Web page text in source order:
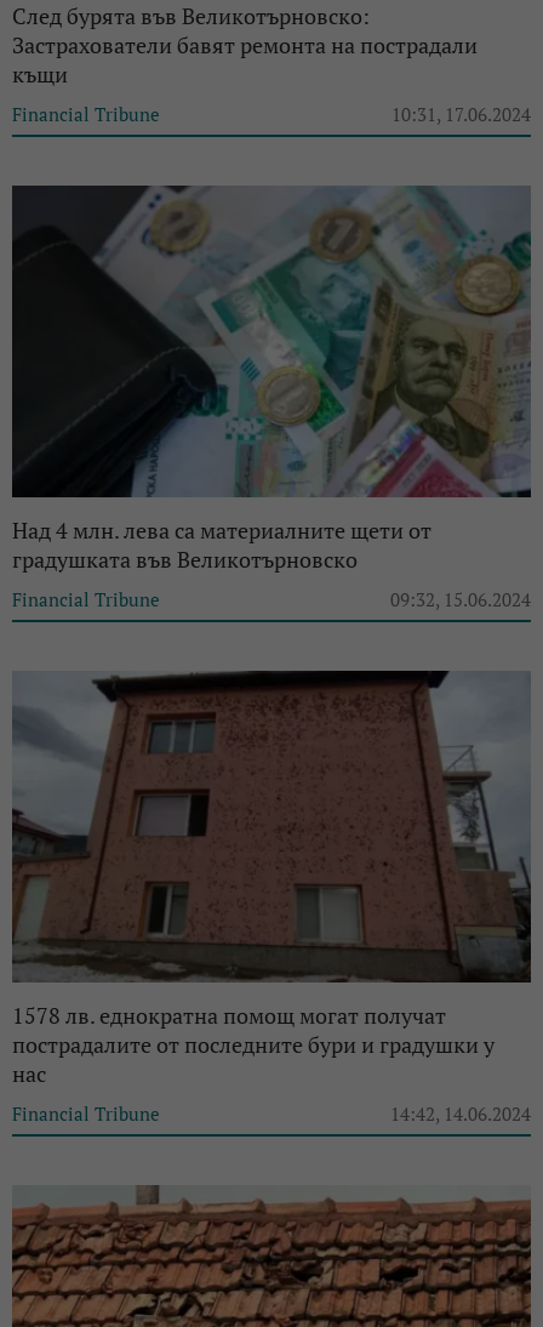
След бурята във Великотърновско:
Застрахователи бавят ремонта на пострадали
къщи
Financial Tribune 10:31, 17.06.2024
Над 4 млн. лева са материалните щети от
градушката във Великотърновско
Financial Tribune 09:32, 15.06.2024
1578 лв. еднократна помощ могат получат
пострадалите от последните бури и градушки у
нас
Financial Tribune 14:42, 14.06.2024